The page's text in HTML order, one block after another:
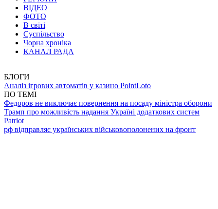
ВІДЕО
ФОТО
В світі
Суспільство
Чорна хроніка
КАНАЛ РАДА
БЛОГИ
Аналіз ігрових автоматів у казино PointLoto
ПО ТЕМІ
Федоров не виключає повернення на посаду міністра оборони
Трамп про можливість надання Україні додаткових систем
Patriot
рф відправляє українських військовополонених на фронт